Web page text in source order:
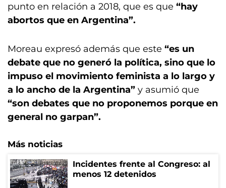
punto en relación a 2018, que es que “hay
abortos que en Argentina”.
Moreau expresó además que este “es un
debate que no generó la política, sino que lo
impuso el movimiento feminista a lo largo y
a lo ancho de la Argentina” y asumió que
“son debates que no proponemos porque en
general no garpan”.
Más noticias
Incidentes frente al Congreso: al
menos 12 detenidos